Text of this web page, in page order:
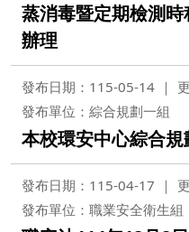
蒸消毒暨定期檢測
辦理
發布日期：115-05-14
發布單位：綜合規劃一組
本校環安中心綜合
發布日期：115-04-17
發布單位：職業安全衛生組